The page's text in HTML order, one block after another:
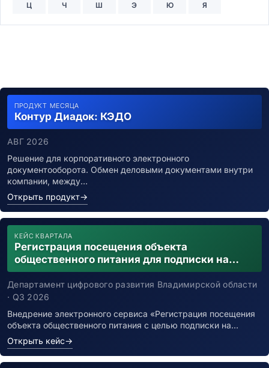
Ц Ч Ш Э Ю Я
ПРОДУКТ МЕСЯЦА
Контур Диадок: КЭДО
АВГ 2026
Решение для корпоративного электронного
документооборота. Обмен деловыми документами внутри
компании, между…
Открыть продукт→
КЕЙС КВАРТАЛА
Регистрация посещения объекта
общественного питания для подписки на
уведомления о возможном контакте с
заболевшим новой коронавирусной
инфекцией
Департамент цифрового развития Владимирской области
· Q3 2026
Внедрение электронного сервиса «Регистрация посещения
объекта общественного питания с целью подписки на…
Открыть кейс→